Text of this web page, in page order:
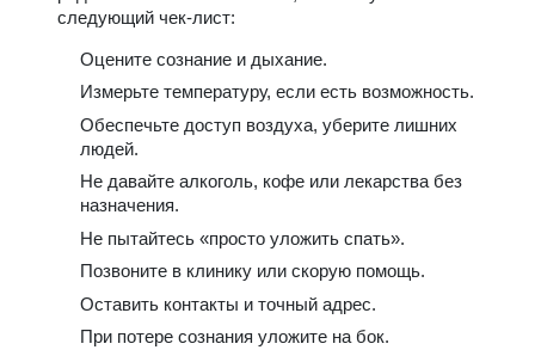
следующий чек-лист:
Оцените сознание и дыхание.
Измерьте температуру, если есть возможность.
Обеспечьте доступ воздуха, уберите лишних
людей.
Не давайте алкоголь, кофе или лекарства без
назначения.
Не пытайтесь «просто уложить спать».
Позвоните в клинику или скорую помощь.
Оставить контакты и точный адрес.
При потере сознания уложите на бок.